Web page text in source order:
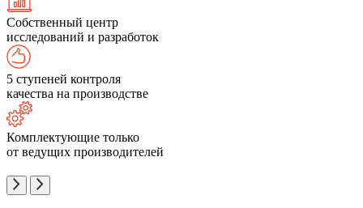
Собственный центр
исследований и разработок
5 ступеней контроля
качества на производстве
Комплектующие только
от ведущих производителей